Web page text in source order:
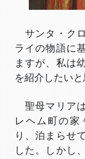
サンタ・ク
ライの物語に
ますが、私は
を紹介したいと
聖母マリア
レヘム町の家
り、泊まらせ
した。しかし